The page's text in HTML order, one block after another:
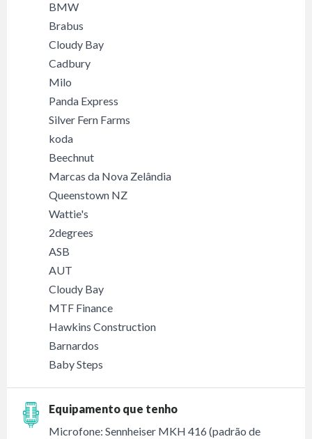
BMW
Brabus
Cloudy Bay
Cadbury
Milo
Panda Express
Silver Fern Farms
koda
Beechnut
Marcas da Nova Zelândia
Queenstown NZ
Wattie's
2degrees
ASB
AUT
Cloudy Bay
MTF Finance
Hawkins Construction
Barnardos
Baby Steps
Equipamento que tenho
Microfone: Sennheiser MKH 416 (padrão de